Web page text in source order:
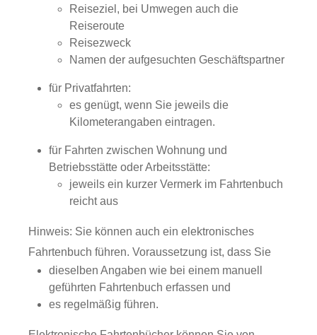
Reiseziel, bei Umwegen auch die
Reiseroute
Reisezweck
Namen der aufgesuchten Geschäftspartner
für Privatfahrten:
es genügt, wenn Sie jeweils die
Kilometerangaben eintragen.
für Fahrten zwischen Wohnung und
Betriebsstätte oder Arbeitsstätte:
jeweils ein kurzer Vermerk im Fahrtenbuch
reicht aus
Hinweis: Sie können auch ein elektronisches
Fahrtenbuch führen. Voraussetzung ist, dass Sie
dieselben Angaben wie bei einem manuell
geführten Fahrtenbuch erfassen und
es regelmäßig führen.